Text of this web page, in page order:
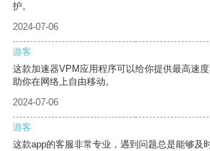
护。
2024-07-06
游客
这款加速器VPM应用程序可以给你提供最高速
助你在网络上自由移动。
2024-07-06
游客
这款app的客服非常专业，遇到问题总是能够及